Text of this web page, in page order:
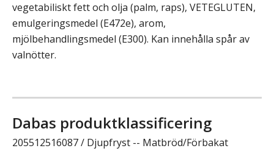
vegetabiliskt fett och olja (palm, raps), VETEGLUTEN,
emulgeringsmedel (E472e), arom,
mjölbehandlingsmedel (E300). Kan innehålla spår av
valnötter.
Dabas produktklassificering
205512516087 / Djupfryst -- Matbröd/Förbakat